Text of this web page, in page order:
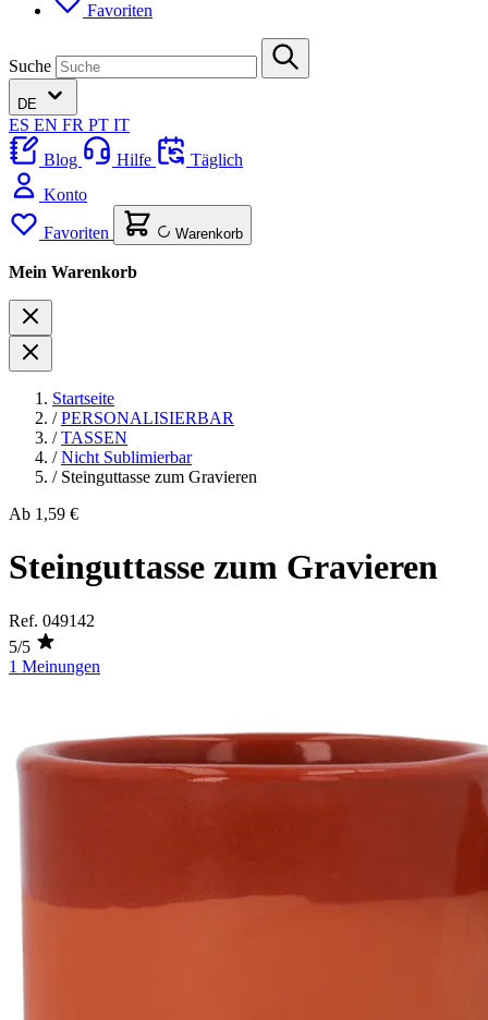
Favoriten
Suche
DE
ES EN FR PT IT
Blog
Hilfe
Täglich
Konto
Favoriten Warenkorb
Mein Warenkorb
Startseite
/ PERSONALISIERBAR
/ TASSEN
/ Nicht Sublimierbar
/ Steinguttasse zum Gravieren
Ab 1,59 €
Steinguttasse zum Gravieren
Ref. 049142
5/5
1 Meinungen